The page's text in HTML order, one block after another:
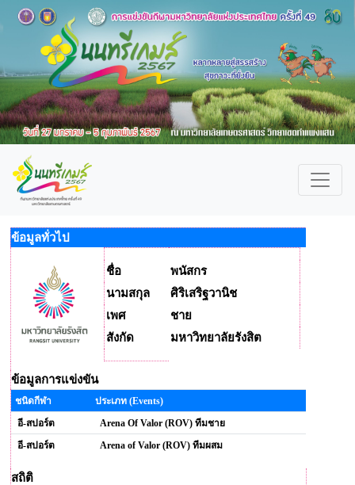
ข้อมูลทั่วไป
ชื่อ
พนัสกร
นามสกุล
ศิริเสริฐวานิช
เพศ
ชาย
สังกัด
มหาวิทยาลัยรังสิต
ข้อมูลการแข่งขัน
ชนิดกีฬา
ประเภท (Events)
อี-สปอร์ต
Arena Of Valor (ROV) ทีมชาย
อี-สปอร์ต
Arena of Valor (ROV) ทีมผสม
สถิติ